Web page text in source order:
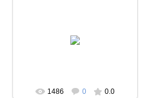
1486 0 0.0